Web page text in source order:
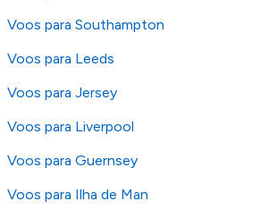
Voos para Southampton
Voos para Leeds
Voos para Jersey
Voos para Liverpool
Voos para Guernsey
Voos para Ilha de Man